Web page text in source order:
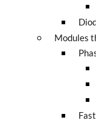
Modules